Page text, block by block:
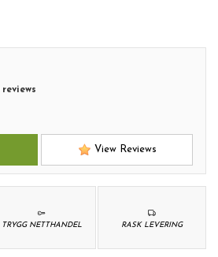
reviews
View Reviews
RASK LEVERING
TRYGG NETTHANDEL